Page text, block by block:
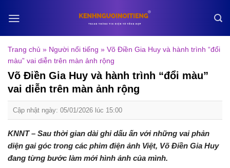
Trang chủ » Người nổi tiếng » Võ Điền Gia Huy và hành trình “đổi
màu” vai diễn trên màn ảnh rộng
Võ Điền Gia Huy và hành trình “đổi màu”
vai diễn trên màn ảnh rộng
Cập nhật ngày: 05/01/2026 lúc 15:00
KNNT – Sau thời gian dài ghi dấu ấn với những vai phản
diện gai góc trong các phim điện ảnh Việt, Võ Điền Gia Huy
đang từng bước làm mới hình ảnh của mình.